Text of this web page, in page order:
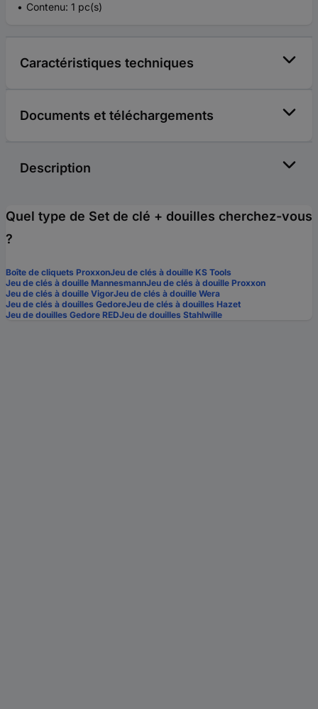
Contenu: 1 pc(s)
Caractéristiques techniques
Documents et téléchargements
Description
Quel type de Set de clé + douilles cherchez-vous
?
Boîte de cliquets ProxxonJeu de clés à douille KS Tools
Jeu de clés à douille MannesmannJeu de clés à douille Proxxon
Jeu de clés à douille VigorJeu de clés à douille Wera
Jeu de clés à douilles GedoreJeu de clés à douilles Hazet
Jeu de douilles Gedore REDJeu de douilles Stahlwille